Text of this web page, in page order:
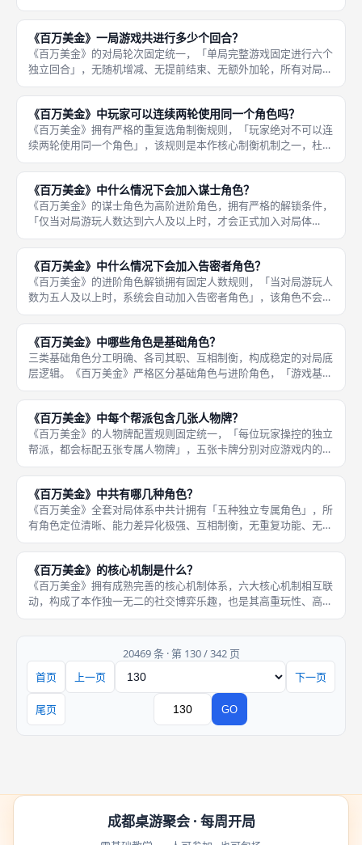
环节，玩家自由沟通、临时结盟、协商分赃比例，完成话术博弈；
抢劫阶段为局势筛选环节，判定抢劫行动是否生效、筛选有效参与
玩家、处
《百万美金》一局游戏共进行多少个回合？
《百万美金》的对局轮次固定统一，「单局完整游戏固定进行六个
独立回合」，无随机增减、无提前结束、无额外加轮，所有对局无
论游玩人数多少、玩家局势如何，都会完整走完六个回合的流程，
保障每一场成都桌游对局的时长均衡、计分公平、体验完整。固定
六回合的
《百万美金》中玩家可以连续两轮使用同一个角色吗？
《百万美金》拥有严格的重复选角制衡规则，「玩家绝对不可以连
续两轮使用同一个角色」，该规则是本作核心制衡机制之一，杜绝
玩家固定强势角色无脑碾压的玩法，强制玩家轮换角色、适配多元
打法，大幅提升对局策略多样性与可玩性。具体惩罚规则清晰明
确，若玩家
《百万美金》中什么情况下会加入谋士角色？
《百万美金》的谋士角色为高阶进阶角色，拥有严格的解锁条件，
「仅当对局游玩人数达到六人及以上时，才会正式加入对局体
系」，三至五人对局不会启用谋士角色。谋士作为收益增益型角
色，核心作用是提升全局赃款总额、拉高对局收益上限，适配六人
以上多人组队的
《百万美金》中什么情况下会加入告密者角色？
《百万美金》的进阶角色解锁拥有固定人数规则，「当对局游玩人
数为五人及以上时，系统会自动加入告密者角色」，该角色不会在
三至四人小规模对局中登场，专门适配中大规模多人对局，用于提
升多人对局的博弈反转性与对抗性，解决多人玩法单一、局势平稳
的问题，
《百万美金》中哪些角色是基础角色？
三类基础角色分工明确、各司其职、互相制衡，构成稳定的对局底
层逻辑。《百万美金》严格区分基础角色与进阶角色，「游戏基础
常驻角色固定为三类：暴徒、恶棍、司机」，这三类角色无需满足
任何人数条件，无论三至九人任意人数对局，都会全程开放、永久
参与对局
《百万美金》中每个帮派包含几张人物牌？
《百万美金》的人物牌配置规则固定统一，「每位玩家操控的独立
帮派，都会标配五张专属人物牌」，五张卡牌分别对应游戏内的五
类核心角色：暴徒、恶棍、司机、告密者、谋士，全覆盖无缺失，
保障每位玩家的选角权限完全对等，无角色卡牌缺失、无资源差异
化，从根
《百万美金》中共有哪几种角色？
《百万美金》全套对局体系中共计拥有「五种独立专属角色」，所
有角色定位清晰、能力差异化极强、互相制衡，无重复功能、无弱
势废卡，共同构成完整的角色博弈体系，也是本作玩法丰富、重玩
性高的核心原因。五种角色分别为暴徒、恶棍、司机、告密者、谋
士，其中
《百万美金》的核心机制是什么？
《百万美金》拥有成熟完善的核心机制体系，六大核心机制相互联
动，构成了本作独一无二的社交博弈乐趣，也是其高重玩性、高互
动性的核心原因。六大核心机制分别为「隐藏角色选择、同步秘密
20469 条 · 第 130 / 342 页
首页
上一页 下一页
尾页 GO
成都桌游聚会 · 每周开局